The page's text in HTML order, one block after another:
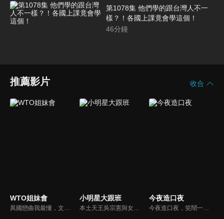
第1078集 他們學的跟台灣人不一
樣？！各國上課竟會學這個！
46分鐘
推薦影片 收合
WTO姐妹會 小明星大跟班
本土天王吳宗憲與女兒吳姍儒（Sandy）搭檔主持，每集邀請來賓暢談演藝圈大小事，父女檔聯手笑果十足，老梗搭上新世代，最新組合強勢登場！
今夜造口夜
今夜造口夜，笑鬧一整夜。以網路自製嘲諷節目走紅、在網路擁有廣大支持群眾和影響力的主播「視網膜」，藉此一揉合綜藝與喜劇之談話性節目，帶觀眾以輕鬆之方式，瞭解時下最熱門、最能引起共鳴的社會議題、現象和人物。 多元的切入角度、最輕鬆易懂的議題剖析、言論尺度不設限！